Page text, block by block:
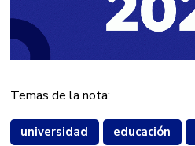
Temas de la nota:
universidad educación